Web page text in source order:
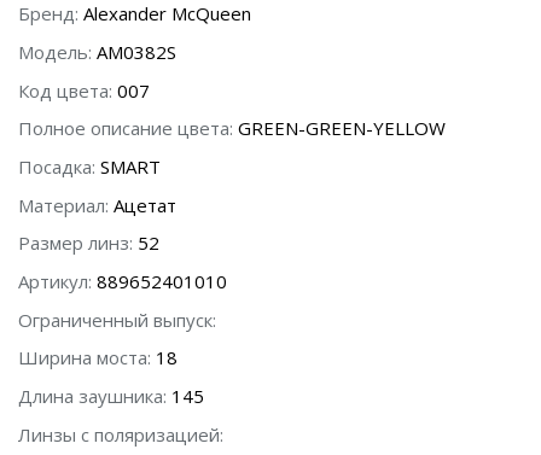
Бренд: Alexander McQueen
Модель: AM0382S
Код цвета: 007
Полное описание цвета: GREEN-GREEN-YELLOW
Посадка: SMART
Материал: Ацетат
Размер линз: 52
Артикул: 889652401010
Ограниченный выпуск:
Ширина моста: 18
Длина заушника: 145
Линзы с поляризацией: